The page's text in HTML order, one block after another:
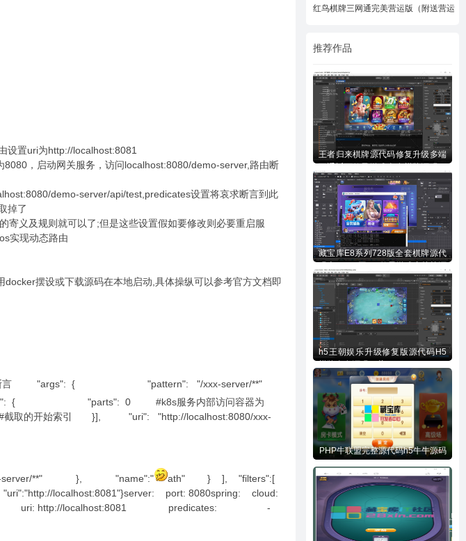
设置uri为http://localhost:8081
，启动网关服务，访问localhost:8080/demo-server,路由断
demo-server/api/test,predicates设置将哀求断言到此
掉了
寄义及规则就可以了;但是这些设置假如要修改则必要重启服
实现动态路由
摆设或下载源码在本地启动,具体操纵可以参考官方文档即
断言 "args": { "pattern": "/xxx-server/**"
{ "parts": 0 #k8s服务内部访问容器为
的开始索引 }], "uri": "http://localhost:8080/xxx-
server/**" }, "name":"
ath" } ], "filters":[
port: 8080spring: cloud:
http://localhost:8081 predicates: -
通棋牌
红鸟棋牌三网通完美营运版（附送营运
推荐作品
王者归来棋牌源代码修复升级多端
载
藏宝库E8系列728版全套棋牌源代
码下载
h5王朝娱乐升级修复版源代码H5
PHP牛联盟完整源代码h5牛牛源码